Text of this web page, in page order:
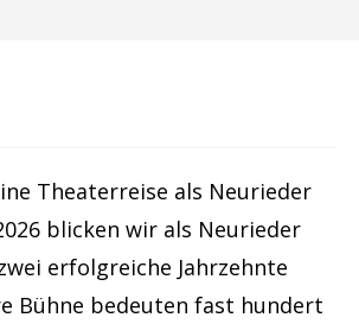
Theaterreise als Neurieder
blicken wir als Neurieder
erfolgreiche Jahrzehnte
Bühne bedeuten fast hundert